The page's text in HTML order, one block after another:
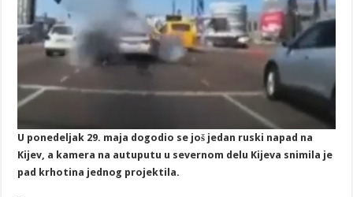
U ponedeljak 29. maja dogodio se još jedan ruski napad na
Kijev, a kamera na autuputu u severnom delu Kijeva snimila je
pad krhotina jednog projektila.